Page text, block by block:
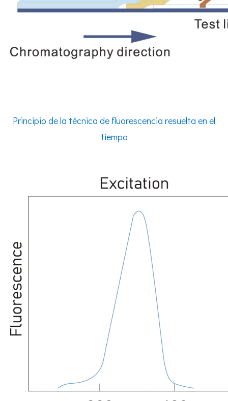
Principio de la técnica de fluorescencia resuelta en el
tiempo